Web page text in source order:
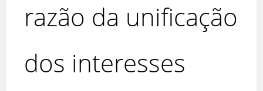
razão da unificação
dos interesses